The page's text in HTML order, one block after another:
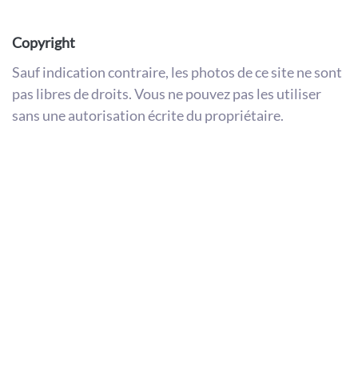
Copyright
Sauf indication contraire, les photos de ce site ne sont
pas libres de droits. Vous ne pouvez pas les utiliser
sans une autorisation écrite du propriétaire.